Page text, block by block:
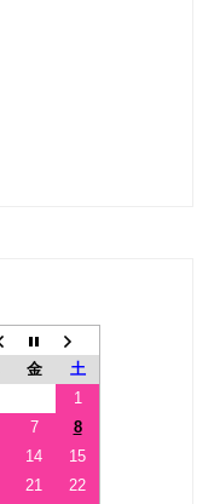
金
土
1
7
8
14
15
21
22